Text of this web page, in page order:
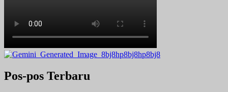
Pos-pos Terbaru